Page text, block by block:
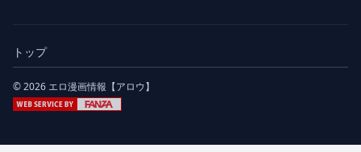
トップ
© 2026 エロ漫画情報【アロウ】